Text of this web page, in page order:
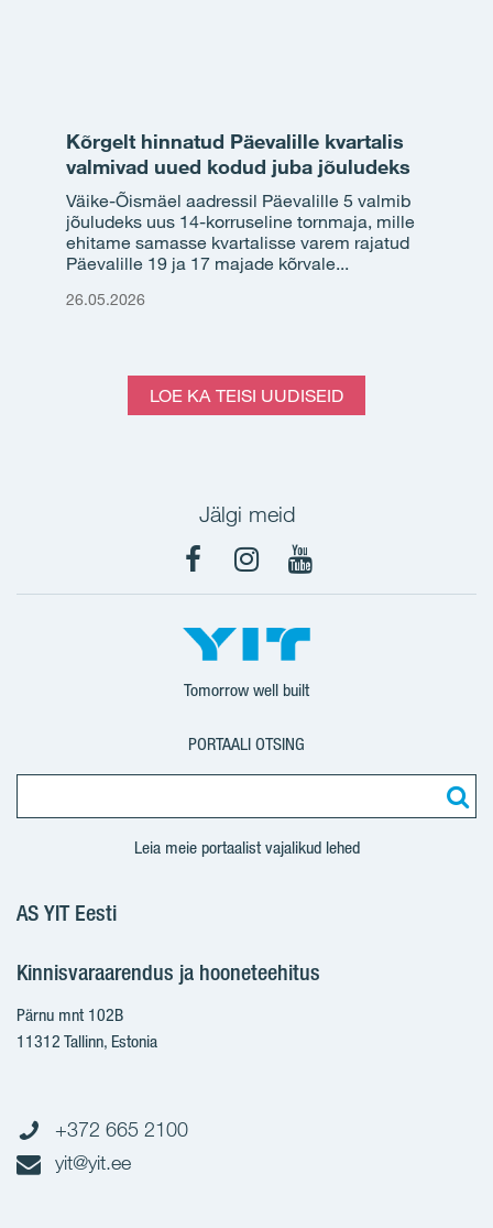
Kõrgelt hinnatud Päevalille kvartalis
valmivad uued kodud juba jõuludeks
Väike-Õismäel aadressil Päevalille 5 valmib
jõuludeks uus 14-korruseline tornmaja, mille
ehitame samasse kvartalisse varem rajatud
Päevalille 19 ja 17 majade kõrvale...
26.05.2026
LOE KA TEISI UUDISEID
Jälgi meid
FacebookInstagram
YouTube
Tomorrow well built
PORTAALI OTSING
Leia meie portaalist vajalikud lehed
AS YIT Eesti
Kinnisvaraarendus ja hooneteehitus
Pärnu mnt 102B
11312 Tallinn, Estonia
+372 665 2100
yit@yit.ee